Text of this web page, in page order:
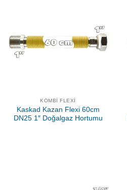
KOMBI FLEXI
Kaskad Kazan Flexi 60cm
DN25 1″ Doğalgaz Hortumu